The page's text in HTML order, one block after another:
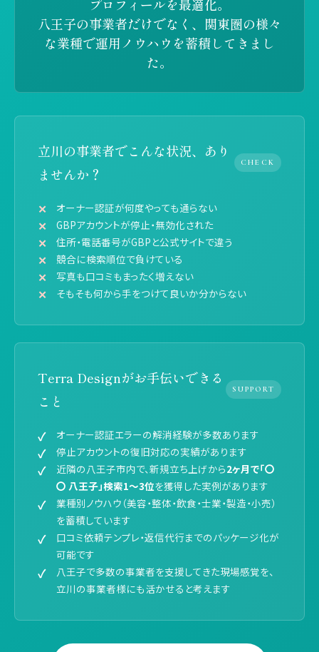
プロフィールを最適化。
八王子の事業者だけでなく、関東圏の様々
な業種で運用ノウハウを蓄積してきまし
た。
立川の事業者でこんな状況、あり
ませんか？
CHECK
オーナー認証が何度やっても通らない
GBPアカウントが停止・無効化された
住所・電話番号がGBPと公式サイトで違う
競合に検索順位で負けている
写真も口コミもまったく増えない
そもそも何から手をつけて良いか分からない
Terra Designがお手伝いできる
こと
SUPPORT
オーナー認証エラーの解消経験が多数あります
停止アカウントの復旧対応の実績があります
近隣の八王子市内で、新規立ち上げから2ヶ月で「〇
〇 八王子」検索1〜3位を獲得した実例があります
業種別ノウハウ（美容・整体・飲食・士業・製造・小売）
を蓄積しています
口コミ依頼テンプレ・返信代行までのパッケージ化が
可能です
八王子で多数の事業者を支援してきた現場感覚を、
立川の事業者様にも活かせると考えます